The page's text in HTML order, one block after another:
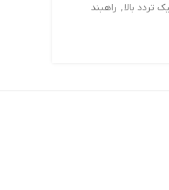
تردد بالا, راهبند